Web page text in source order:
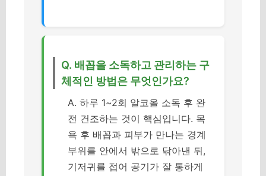
Q. 배꼽을 소독하고 관리하는 구
체적인 방법은 무엇인가요?
A. 하루 1~2회 알코올 소독 후 완
전 건조하는 것이 핵심입니다. 목
욕 후 배꼽과 피부가 만나는 경계
부위를 안에서 밖으로 닦아낸 뒤,
기저귀를 접어 공기가 잘 통하게